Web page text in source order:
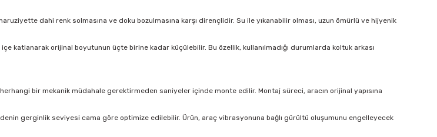
dahi renk solmasına ve doku bozulmasına karşı dirençlidir. Su ile yıkanabilir olması, uzun ömürlü ve hijyenik
katlanarak orijinal boyutunun üçte birine kadar küçülebilir. Bu özellik, kullanılmadığı durumlarda koltuk arkası
bir mekanik müdahale gerektirmeden saniyeler içinde monte edilir. Montaj süreci, aracın orijinal yapısına
gerginlik seviyesi cama göre optimize edilebilir. Ürün, araç vibrasyonuna bağlı gürültü oluşumunu engelleyecek